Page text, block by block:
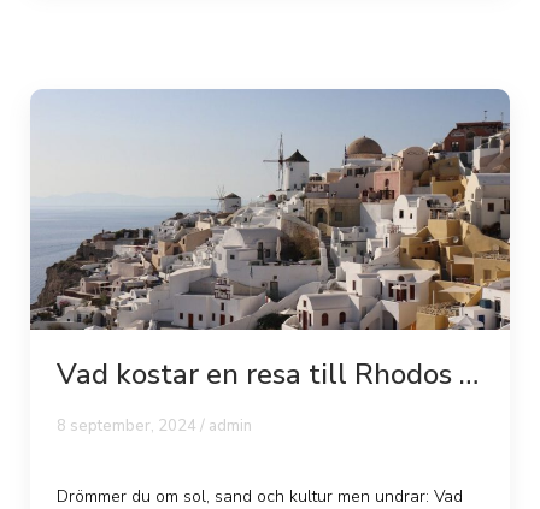
Vad kostar en resa till Rhodos –
plane...
8 september, 2024 / admin
Drömmer du om sol, sand och kultur men undrar: Vad